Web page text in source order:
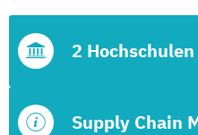
Supply Chain
2 Hochschulen